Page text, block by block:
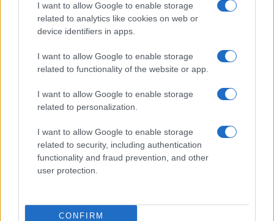
I want to allow Google to enable storage
related to analytics like cookies on web or
device identifiers in apps.
I want to allow Google to enable storage
related to functionality of the website or app.
I want to allow Google to enable storage
related to personalization.
I want to allow Google to enable storage
related to security, including authentication
functionality and fraud prevention, and other
user protection.
CONFIRM